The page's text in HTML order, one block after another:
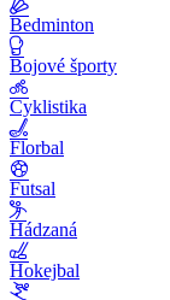
Bedminton
Bojové športy
Cyklistika
Florbal
Futsal
Hádzaná
Hokejbal